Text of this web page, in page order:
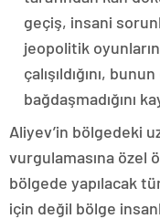
geçiş, insani
jeopolitik
çalışıldığını,
bağdaşmadığını
Aliyev’in bölgedeki
vurgulamasına özel
bölgede yapılacak
için değil bölge